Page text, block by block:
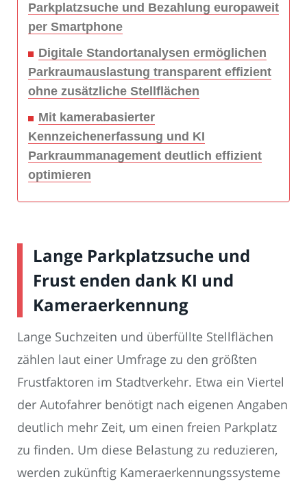
Parkplatzsuche und Bezahlung europaweit
per Smartphone
Digitale Standortanalysen ermöglichen
Parkraumauslastung transparent effizient
ohne zusätzliche Stellflächen
Mit kamerabasierter
Kennzeichenerfassung und KI
Parkraummanagement deutlich effizient
optimieren
Lange Parkplatzsuche und
Frust enden dank KI und
Kameraerkennung
Lange Suchzeiten und überfüllte Stellflächen
zählen laut einer Umfrage zu den größten
Frustfaktoren im Stadtverkehr. Etwa ein Viertel
der Autofahrer benötigt nach eigenen Angaben
deutlich mehr Zeit, um einen freien Parkplatz
zu finden. Um diese Belastung zu reduzieren,
werden zukünftig Kameraerkennungssysteme